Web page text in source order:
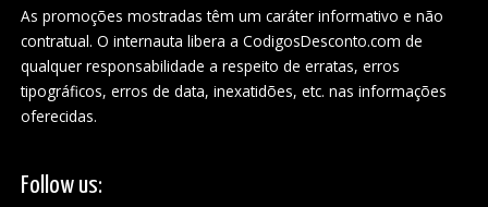
As promoções mostradas têm um caráter informativo e não
contratual. O internauta libera a CodigosDesconto.com de
qualquer responsabilidade a respeito de erratas, erros
tipográficos, erros de data, inexatidões, etc. nas informações
oferecidas.
Follow us: